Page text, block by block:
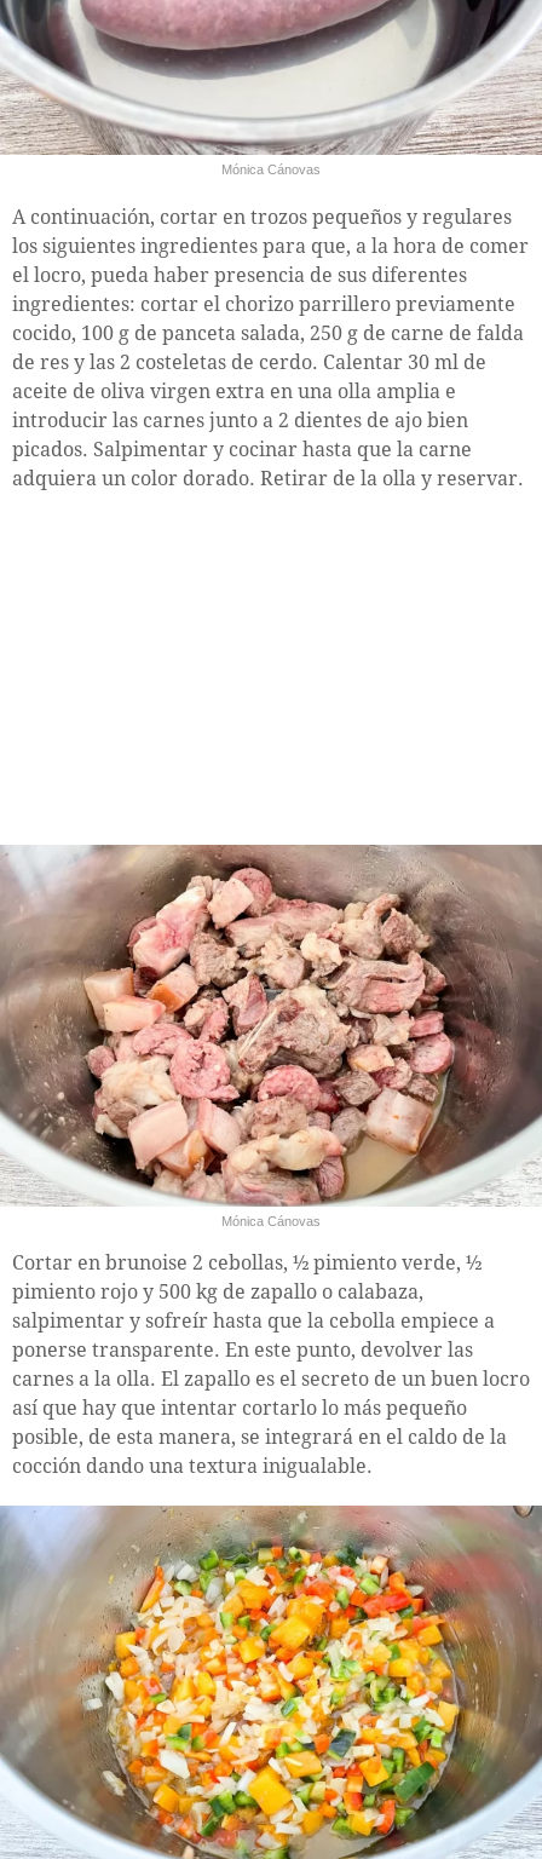
Mónica Cánovas
A continuación, cortar en trozos pequeños y regulares
los siguientes ingredientes para que, a la hora de comer
el locro, pueda haber presencia de sus diferentes
ingredientes: cortar el chorizo parrillero previamente
cocido, 100 g de panceta salada, 250 g de carne de falda
de res y las 2 costeletas de cerdo. Calentar 30 ml de
aceite de oliva virgen extra en una olla amplia e
introducir las carnes junto a 2 dientes de ajo bien
picados. Salpimentar y cocinar hasta que la carne
adquiera un color dorado. Retirar de la olla y reservar.
Mónica Cánovas
Cortar en brunoise 2 cebollas, ½ pimiento verde, ½
pimiento rojo y 500 kg de zapallo o calabaza,
salpimentar y sofreír hasta que la cebolla empiece a
ponerse transparente. En este punto, devolver las
carnes a la olla. El zapallo es el secreto de un buen locro
así que hay que intentar cortarlo lo más pequeño
posible, de esta manera, se integrará en el caldo de la
cocción dando una textura inigualable.